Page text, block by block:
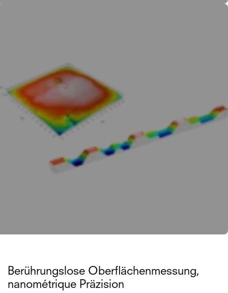
Berührungslose Oberflächenmessung,
nanométrique Präzision